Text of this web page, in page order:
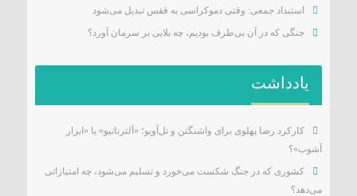
استبداد جمعی: وقتی دموکراسی به قفس تبدیل می‌شود
جنگی که در آن بی‌طرف بودیم، چه بلایی بر سرمان آورد؟
یادداشت
کارکرد رضا پهلوی برای واشنگتن و تل‌آویو؛ «آلترناتیو» یا «ابزار
آشوب»؟
کشوری که در جنگ شکست می‌خورد و تسلیم می‌شود، چه امتیازاتی
می‌دهد؟